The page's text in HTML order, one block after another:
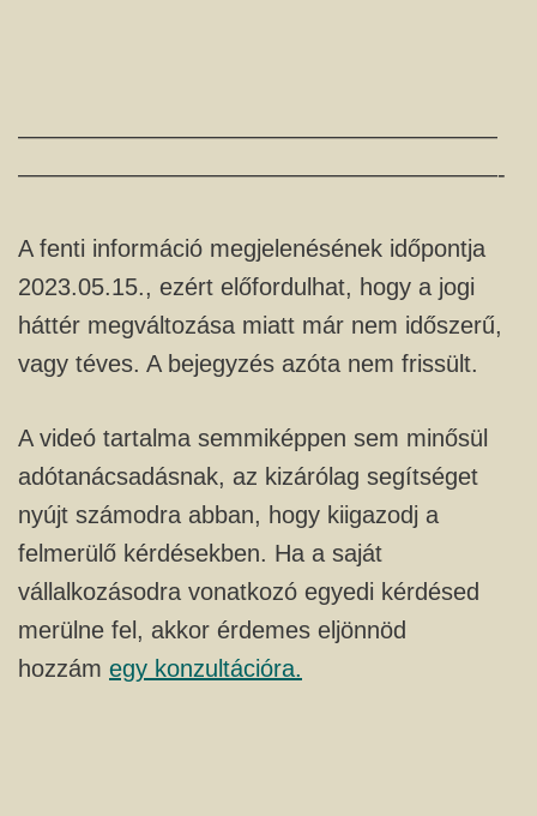
————————————————————
————————————————————-
A fenti információ megjelenésének időpontja
2023.05.15., ezért előfordulhat, hogy a jogi
háttér megváltozása miatt már nem időszerű,
vagy téves. A bejegyzés azóta nem frissült.
A videó tartalma semmiképpen sem minősül
adótanácsadásnak, az kizárólag segítséget
nyújt számodra abban, hogy kiigazodj a
felmerülő kérdésekben. Ha a saját
vállalkozásodra vonatkozó egyedi kérdésed
merülne fel, akkor érdemes eljönnöd
hozzám egy konzultációra.